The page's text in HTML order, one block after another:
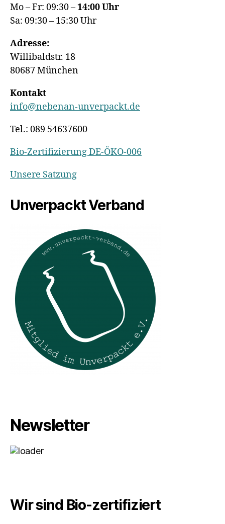
Mo – Fr: 09:30 –14:00Uhr
Sa: 09:30 – 15:30 Uhr
Adresse:
Willibaldstr. 18
80687 München
Kontakt
info@nebenan-unverpackt.de
Tel.: 089 54637600
Bio-Zertifizierung DE-ÖKO-006
Unsere Satzung
Unverpackt Verband
Newsletter
Wir sind Bio-zertifiziert